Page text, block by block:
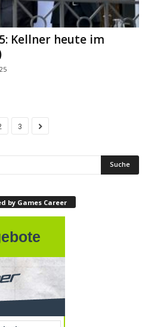
Kellner heute im
3
by Games Career